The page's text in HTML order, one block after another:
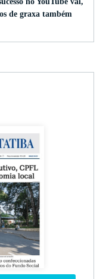
de graxa também